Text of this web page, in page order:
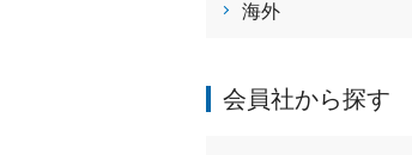
海外
会員社から探す